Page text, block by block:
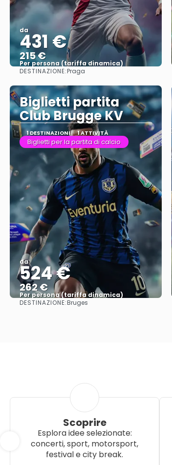
da
431 €
215 €
Per persona (tariffa dinamica)
Vedere di più
DESTINAZIONE:Praga
Biglietti partita
Club Brugge KV
1 DESTINAZIONI 1 ATTIVITÀ
Biglietti per la partita di calcio
da
524 €
262 €
Per persona (tariffa dinamica)
Vedere di più
DESTINAZIONE:Bruges
Scoprire
Esplora idee selezionate:
concerti, sport, motorsport,
festival e city break.